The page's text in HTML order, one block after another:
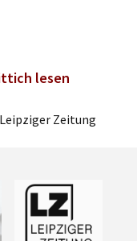
lesen
Zeitung